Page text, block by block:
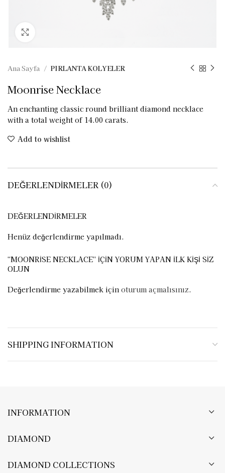
Ana Sayfa PIRLANTA KOLYELER
Moonrise Necklace
An enchanting classic round brilliant diamond necklace
with a total weight of 14.00 carats.
Add to wishlist
DEĞERLENDIRMELER (0)
DEĞERLENDIRMELER
Henüz değerlendirme yapılmadı.
“MOONRISE NECKLACE” IÇIN YORUM YAPAN ILK KIŞI SIZ
OLUN
Değerlendirme yazabilmek için oturum açmalısınız.
SHIPPING INFORMATION
INFORMATION
DIAMOND
DIAMOND COLLECTIONS